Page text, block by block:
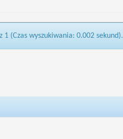
1 (Czas wyszukiwania: 0.002 sekund).